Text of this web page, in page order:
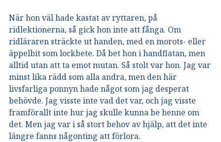
När hon väl hade kastat av ryttaren, på
ridlektionerna, så gick hon inte att fånga. Om
ridläraren sträckte ut handen, med en morots- eller
äppelbit som lockbete. Då bet hon i handflatan, men
alltid utan att ta emot mutan. Så stolt var hon. Jag var
minst lika rädd som alla andra, men den här
livsfarliga ponnyn hade något som jag desperat
behövde. Jag visste inte vad det var, och jag visste
framförallt inte hur jag skulle kunna be henne om
det. Men jag var i så stort behov av hjälp, att det inte
längre fanns någonting att förlora.